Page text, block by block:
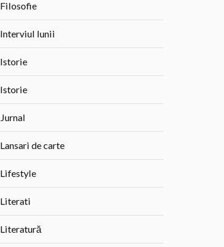
Filosofie
Interviul lunii
Istorie
Istorie
Jurnal
Lansari de carte
Lifestyle
Literati
Literatură